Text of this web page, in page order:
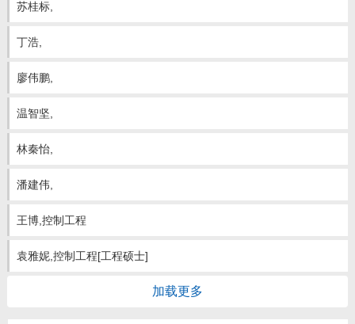
苏桂标,
丁浩,
廖伟鹏,
温智坚,
林秦怡,
潘建伟,
王博,控制工程
袁雅妮,控制工程[工程硕士]
加载更多